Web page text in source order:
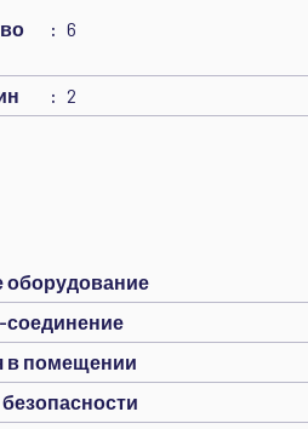
6
2
оборудование
соединение
в помещении